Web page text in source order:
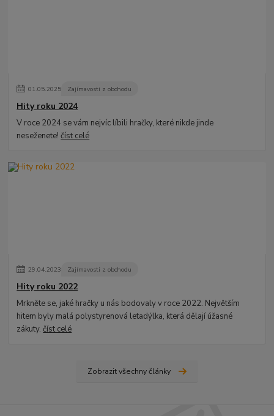
01.05.2025 Zajímavosti z obchodu
Hity roku 2024
V roce 2024 se vám nejvíc líbili hračky, které nikde jinde
neseženete!číst celé
29.04.2023 Zajímavosti z obchodu
Hity roku 2022
Mrkněte se, jaké hračky u nás bodovaly v roce 2022. Největším
hitem byly malá polystyrenová letadýlka, která dělají úžasné
zákuty.číst celé
Zobrazit všechny články